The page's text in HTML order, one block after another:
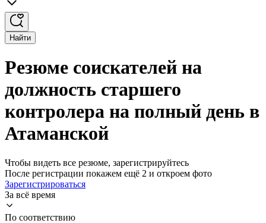
Найти
Резюме соискателей на
должность старшего
контролера на полный день в
Атаманской
Чтобы видеть все резюме, зарегистрируйтесь
После регистрации покажем ещё 2 и откроем фото
Зарегистрироваться
За всё время
По соответствию